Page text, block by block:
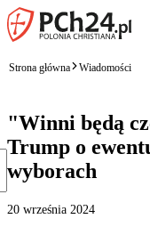
Strona główna Wiadomości
"Winni będą
Trump o
wyborach
20 września 2024